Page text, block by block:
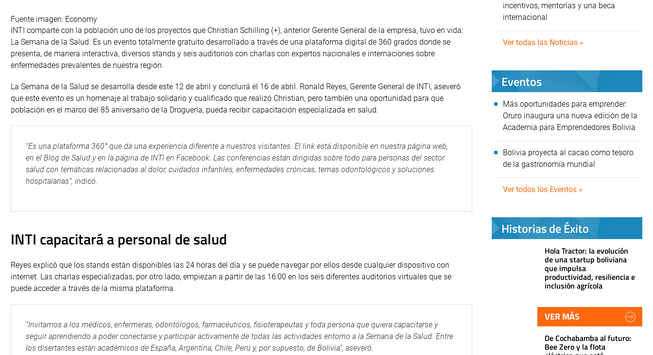
Fuente imagen: Economy
INTI comparte con la población uno de los proyectos que Christian Schilling (+), anterior Gerente General de la empresa, tuvo en vida:
La Semana de la Salud. Es un evento totalmente gratuito desarrollado a través de una plataforma digital de 360 grados donde se
presenta, de manera interactiva, diversos stands y seis auditorios con charlas con expertos nacionales e internaciones sobre
enfermedades prevalentes de nuestra región.
La Semana de la Salud se desarrolla desde este 12 de abril y concluirá el 16 de abril. Ronald Reyes, Gerente General de INTI, aseveró
que este evento es un homenaje al trabajo solidario y cualificado que realizó Christian, pero también una oportunidad para que
población en el marco del 85 aniversario de la Droguería, pueda recibir capacitación especializada en salud.
“Es una plataforma 360° que da una experiencia diferente a nuestros visitantes. El link está disponible en nuestra página web,
en el Blog de Salud y en la página de INTI en Facebook. Las conferencias están dirigidas sobre todo para personas del sector
salud con temáticas relacionadas al dolor, cuidados infantiles, enfermedades crónicas, temas odontológicos y soluciones
hospitalarias”, indicó.
INTI capacitará a personal de salud
Reyes explicó que los stands están disponibles las 24 horas del día y se puede navegar por ellos desde cualquier dispositivo con
internet. Las charlas especializadas, por otro lado, empiezan a partir de las 16:00 en los seis diferentes auditorios virtuales que se
puede acceder a través de la misma plataforma.
“Invitamos a los médicos, enfermeras, odontólogos, farmacéuticos, fisioterapeutas y toda persona que quiera capacitarse y
seguir aprendiendo a poder conectarse y participar activamente de todas las actividades entorno a la Semana de la Salud. Entre
los disertantes están académicos de España, Argentina, Chile, Perú y, por supuesto, de Bolivia”, aseveró.
incentivos, mentorías y una beca
internacional
Ver todas las Noticias »
Eventos
Más oportunidades para emprender:
Oruro inaugura una nueva edición de la
Academia para Emprendedores Bolivia
Bolivia proyecta al cacao como tesoro
de la gastronomía mundial
Ver todos los Eventos »
Historias de Éxito
Hola Tractor: la evolución
de una startup boliviana
que impulsa
productividad, resiliencia e
inclusión agrícola
VER MÁS
De Cochabamba al futuro:
Bee Zero y la flota